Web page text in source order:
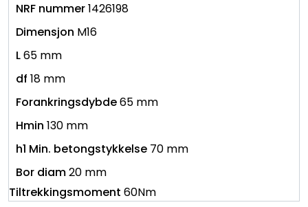
1426198
M16
65 mm
18 mm
65 mm
130 mm
70 mm
20 mm
60Nm